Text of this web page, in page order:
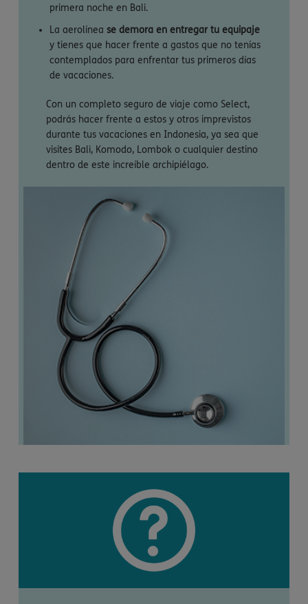
primera noche en Bali.
La aerolínea se demora en entregar tu equipaje
y tienes que hacer frente a gastos que no tenías
contemplados para enfrentar tus primeros días
de vacaciones.
Con un completo seguro de viaje como Select,
podrás hacer frente a estos y otros imprevistos
durante tus vacaciones en Indonesia, ya sea que
visites Bali, Komodo, Lombok o cualquier destino
dentro de este increíble archipiélago.